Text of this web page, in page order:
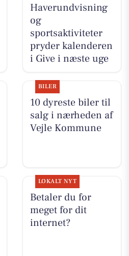
Haverundvisning
og
sportsaktiviteter
pryder kalenderen
i Give i næste uge
BILER
10 dyreste biler til
salg i nærheden af
Vejle Kommune
LOKALT NYT
Betaler du for
meget for dit
internet?